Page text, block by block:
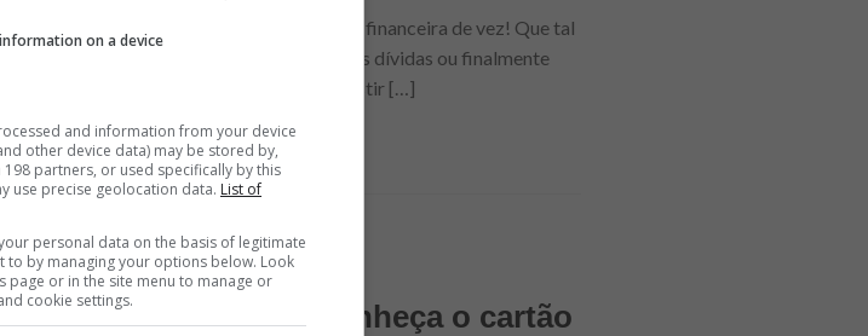
para você conseguir resolver sua vida financeira de vez! Que tal
de pagamento facilitadas para se livrar das dívidas ou finalmente
você também pode usar o valor para investir […]
o cartão de crédito, conheça o cartão
on a device
and information from your device
other device data) may be stored by,
partners, or used specifically by this
use precise geolocation data. List of
personal data on the basis of legitimate
to by managing your options below. Look
or in the site menu to manage or
cookie settings.